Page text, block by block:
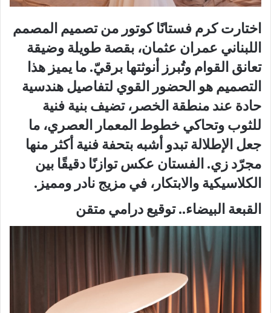
اختارت كرم فستانًا كوتور من تصميم المصمم
اللبناني عمران عثمان، بقصة طويلة وضيقة
تعانق القوام وتُبرز أنوثتها برقيّ. ما يميز هذا
التصميم هو الحضور القوي لتفاصيل هندسية
حادة عند منطقة الخصر، تضيف بنية فنية
للثوب وتحاكي خطوط المعمار العصري، ما
جعل الإطلالة تبدو أشبه بتحفة فنية أكثر منها
مجرّد زي. الفستان عكس توازنًا دقيقًا بين
الكلاسيكية والابتكار، في مزيج نادر ومميز.
القبعة البيضاء.. توقيع درامي متقن